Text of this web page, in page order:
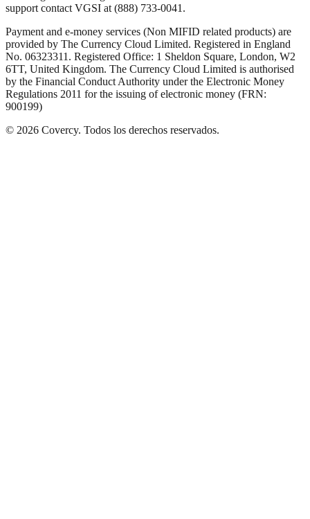
support contact VGSI at (888) 733-0041.
Payment and e-money services (Non MIFID related products) are
provided by The Currency Cloud Limited. Registered in England
No. 06323311. Registered Office: 1 Sheldon Square, London, W2
6TT, United Kingdom. The Currency Cloud Limited is authorised
by the Financial Conduct Authority under the Electronic Money
Regulations 2011 for the issuing of electronic money (FRN:
900199)
© 2026 Covercy. Todos los derechos reservados.